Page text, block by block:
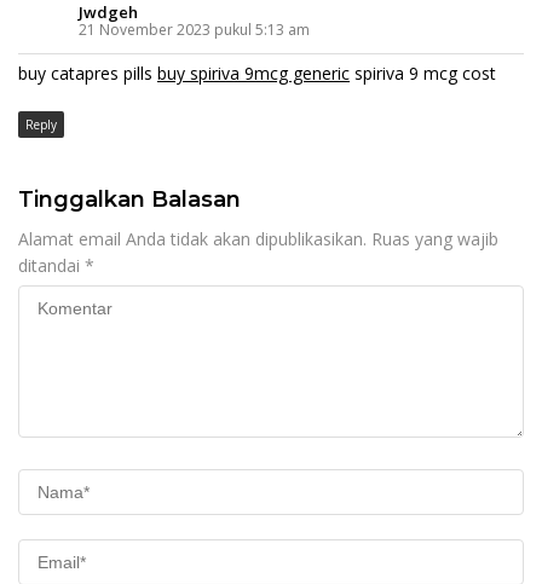
Jwdgeh
21 November 2023 pukul 5:13 am
buy catapres pills buy spiriva 9mcg generic spiriva 9 mcg cost
Reply
Tinggalkan Balasan
Alamat email Anda tidak akan dipublikasikan. Ruas yang wajib
ditandai *